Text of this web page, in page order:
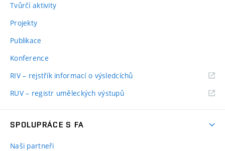
Tvůrčí aktivity
Projekty
Publikace
Konference
RIV – rejstřík informací o výsledcíchů
RUV – registr uměleckých výstupů
SPOLUPRÁCE S FA
Naši partneři